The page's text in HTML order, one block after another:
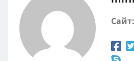
Сайт: